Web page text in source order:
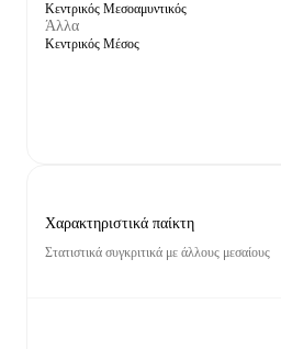
Κεντρικός Μεσοαμυντικός
Άλλα
Κεντρικός Μέσος
Χαρακτηριστικά παίκτη
Στατιστικά συγκριτικά με άλλους μεσαίους